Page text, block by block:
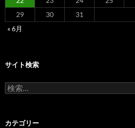
29
30
31
« 6月
サイト検索
検
索:
カテゴリー